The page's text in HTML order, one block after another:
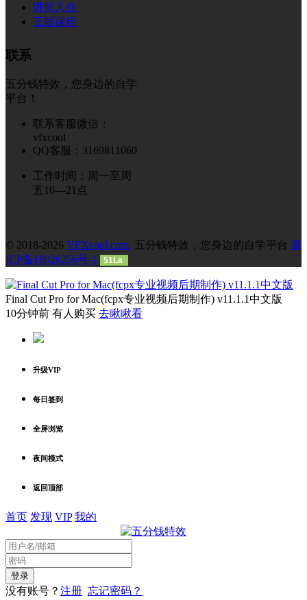
讲师入住
正版课程
联系
五分钱特效，您身边的自学
平台！
联系客服微信：
vfxcool
QQ客服：3169811060
工作时间：周一至周
五10—21点
© 2018-2026 VFXcool.com 五分钱特效，您身边的自学平台 冀
ICP备18026256号-1
51La
Final Cut Pro for Mac(fcpx专业视频后期制作) v11.1.1中文版
10分钟前 有人购买 去瞅瞅看
升级VIP
每日签到
全屏浏览
夜间模式
返回顶部
首页 发现 VIP 我的
没有账号？ 注册 忘记密码？